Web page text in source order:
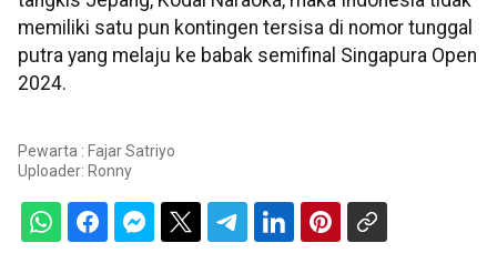
memiliki satu pun kontingen tersisa di nomor tunggal
putra yang melaju ke babak semifinal Singapura Open
2024.
Pewarta : Fajar Satriyo
Uploader: Ronny